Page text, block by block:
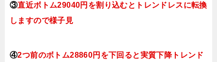
③直近ボトム29040円を割り込むとトレンドレスに転換
しますので様子見
④2つ前のボトム28860円を下回ると実質下降トレンド